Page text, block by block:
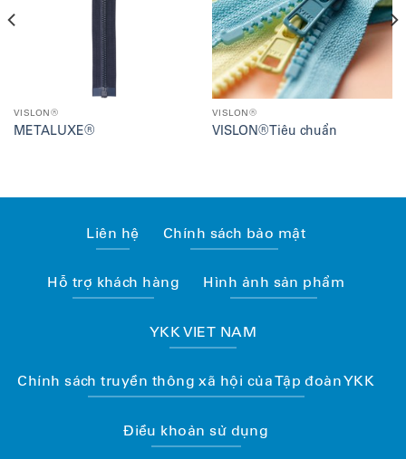
VISLON®
METALUXE®
VISLON®
VISLON® Tiêu chuẩn
Liên hệ Chính sách bảo mật
Hỗ trợ khách hàng Hình ảnh sản phẩm
YKK VIET NAM
Chính sách truyền thông xã hội của Tập đoàn YKK
Điều khoản sử dụng